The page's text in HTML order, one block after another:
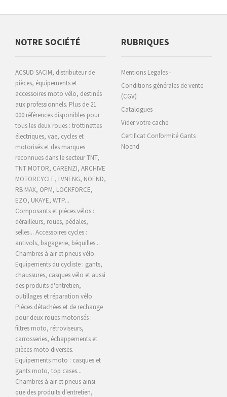
NOTRE SOCIÉTÉ
ACSUD SACIM, distributeur de
pièces, équipements et
accessoires moto vélo, destinés
aux professionnels. Plus de 21
000 références disponibles pour
tous les deux roues : trottinettes
électriques, vae, cycles et
motorisés et des marques
reconnues dans le secteur TNT,
TNT MOTOR, CARENZI, ARCHIVE
MOTORCYCLE, LVNENG, NOEND,
RB MAX, OPM, LOCKFORCE,
EZO, UKAYE, WTP...
Composants et pièces vélos :
dérailleurs, roues, pédales,
selles... Accessoires cycles :
antivols, bagagerie, béquilles...
Chambres à air et pneus vélo.
Equipements du cycliste : gants,
chaussures, casques vélo et aussi
des produits d'entretien,
outillages et réparation vélo.
Pièces détachées et de rechange
pour deux roues motorisés :
filtres moto, rétroviseurs,
carrosseries, échappements et
pièces moto diverses.
Equipements moto : casques et
gants moto, top cases...
Chambres à air et pneus ainsi
que des produits d'entretien,
RUBRIQUES
Mentions Legales -
Conditions générales de vente
(CGV)
Catalogues
Vider votre cache
Certificat Conformité Gants
Noend